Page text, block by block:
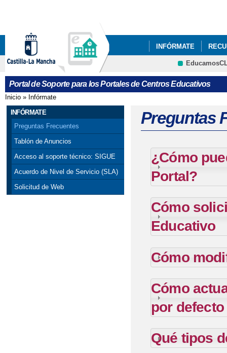
INFÓRMATE
CRFP
Portal de Soporte para los Portales de Centros Educativos
Se encuentra usted aquí
Inicio » Infórmate
INFÓRMATE
Preguntas Frecuentes
Tablón de Anuncios
Acceso al soporte técnico: SIGUE
Acuerdo de Nivel de Servicio (SLA)
Solicitud de Web
Preguntas
¿Cómo
Portal?
Cómo
Educativo
Cómo
Cómo
por
Qué tipos